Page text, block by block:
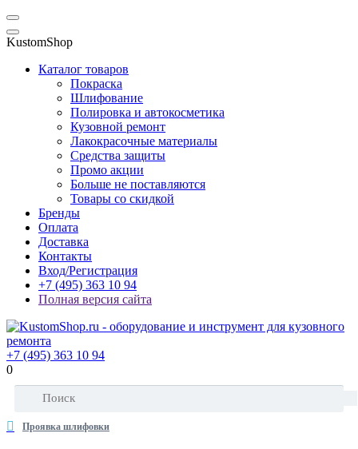
KustomShop
Каталог товаров
Покраска
Шлифование
Полировка и автокосметика
Кузовной ремонт
Лакокрасочные материалы
Средства защиты
Промо акции
Больше не поставляются
Товары со скидкой
Бренды
Оплата
Доставка
Контакты
Вход/Регистрация
+7 (495) 363 10 94
Полная версия сайта
+7 (495) 363 10 94
0
Проявка шлифовки